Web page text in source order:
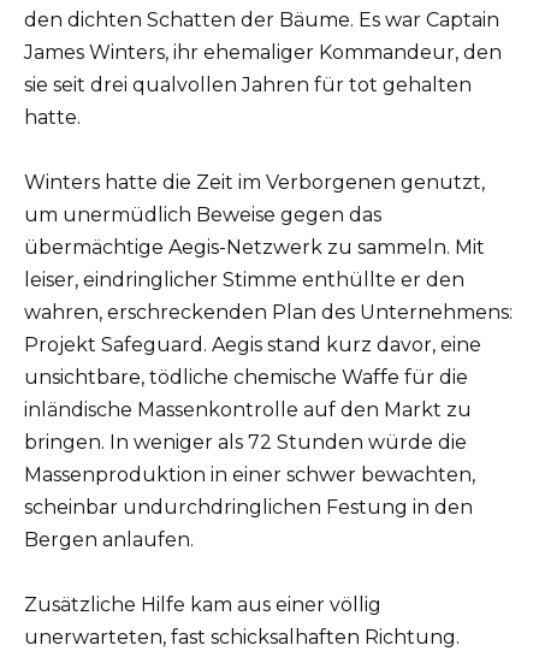
den dichten Schatten der Bäume. Es war Captain
James Winters, ihr ehemaliger Kommandeur, den
sie seit drei qualvollen Jahren für tot gehalten
hatte.
Winters hatte die Zeit im Verborgenen genutzt,
um unermüdlich Beweise gegen das
übermächtige Aegis-Netzwerk zu sammeln. Mit
leiser, eindringlicher Stimme enthüllte er den
wahren, erschreckenden Plan des Unternehmens:
Projekt Safeguard. Aegis stand kurz davor, eine
unsichtbare, tödliche chemische Waffe für die
inländische Massenkontrolle auf den Markt zu
bringen. In weniger als 72 Stunden würde die
Massenproduktion in einer schwer bewachten,
scheinbar undurchdringlichen Festung in den
Bergen anlaufen.
Zusätzliche Hilfe kam aus einer völlig
unerwarteten, fast schicksalhaften Richtung.